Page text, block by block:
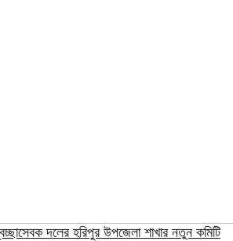
দলের হরিপুর উপজেলা শাখার নতুন কমিটি